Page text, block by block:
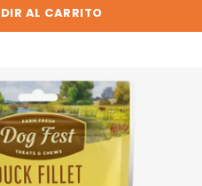
AL CARRITO